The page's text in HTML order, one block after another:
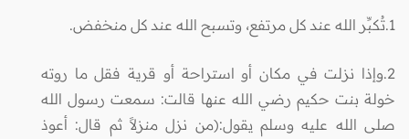
1.تُكبِّر الله عند كل مرتفع، وتسبح الله عند كل منخفض.
2.وإذا نزلت في مكان أو استراحة أو قرية فقل ما روته
خولة بنت حكيم رضي الله عنها قالت‏:‏ سمعت رسول الله
صلى الله عليه وسلم يقول‏:‏(من نزل منزلاً ثم قال‏:‏ أعوذ